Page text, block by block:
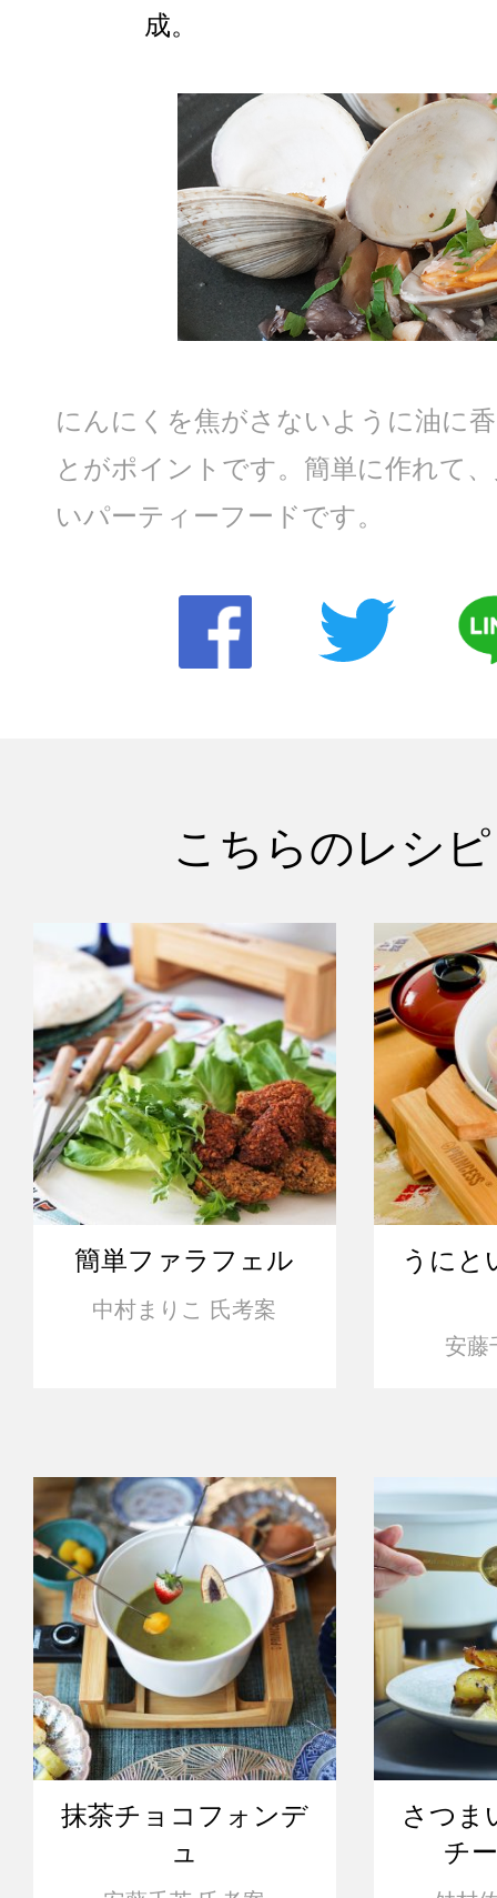
成。
にんにくを焦がさないように油に
とがポイントです。簡単に作れて
いパーティーフードです。
こちらのレシ
簡単ファラフェル
中村まりこ 氏考案
うにと
安藤
抹茶チョコフォンデ
ュ
さつま
チ